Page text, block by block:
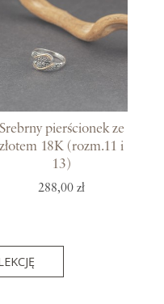
Srebrny pierścionek ze
złotem 18K (rozm.11 i
13)
288,00 zł